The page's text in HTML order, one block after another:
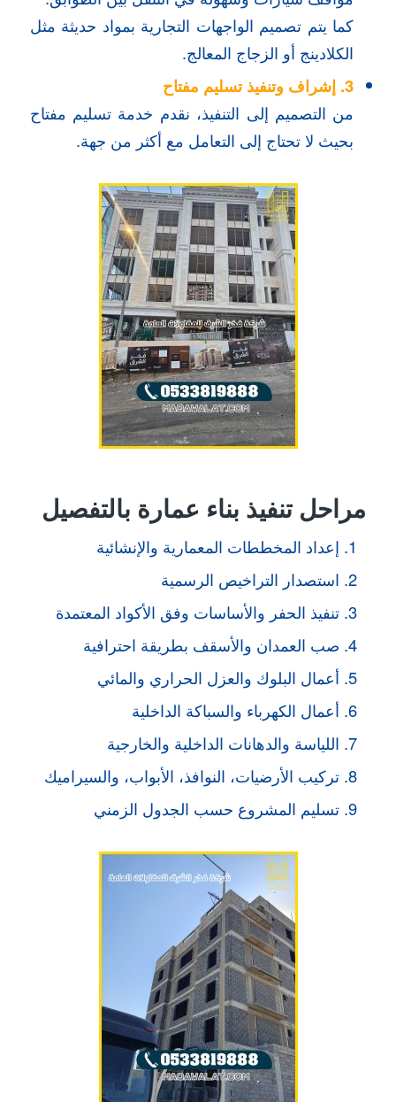
كما يتم تصميم الواجهات التجارية بمواد حديثة مثل
الكلادينج أو الزجاج المعالج.
3. إشراف وتنفيذ تسليم مفتاح
من التصميم إلى التنفيذ، نقدم خدمة تسليم مفتاح
بحيث لا تحتاج إلى التعامل مع أكثر من جهة.
مراحل تنفيذ بناء عمارة بالتفصيل
إعداد المخططات المعمارية والإنشائية
استصدار التراخيص الرسمية
تنفيذ الحفر والأساسات وفق الأكواد المعتمدة
صب العمدان والأسقف بطريقة احترافية
أعمال البلوك والعزل الحراري والمائي
أعمال الكهرباء والسباكة الداخلية
اللياسة والدهانات الداخلية والخارجية
تركيب الأرضيات، النوافذ، الأبواب، والسيراميك
تسليم المشروع حسب الجدول الزمني